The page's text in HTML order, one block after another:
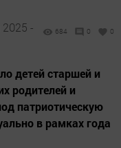
-
684 0 0
детей старшей и
родителей и
патриотическую
в рамках года